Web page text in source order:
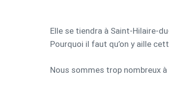
Elle se tiendra à Saint-Hilaire-
Pourquoi il faut qu’on y aille
Nous sommes trop nombreux à